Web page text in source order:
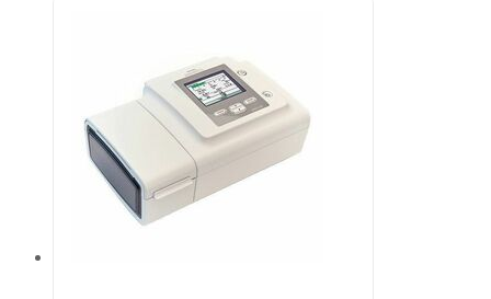
легко перемещается из одной
комнаты в другую, не прерывая
рабочий процесс. Подходит для
вертикальных и горизонтальных
прикусов, а также для всех
периапикальных рентгенограмм,